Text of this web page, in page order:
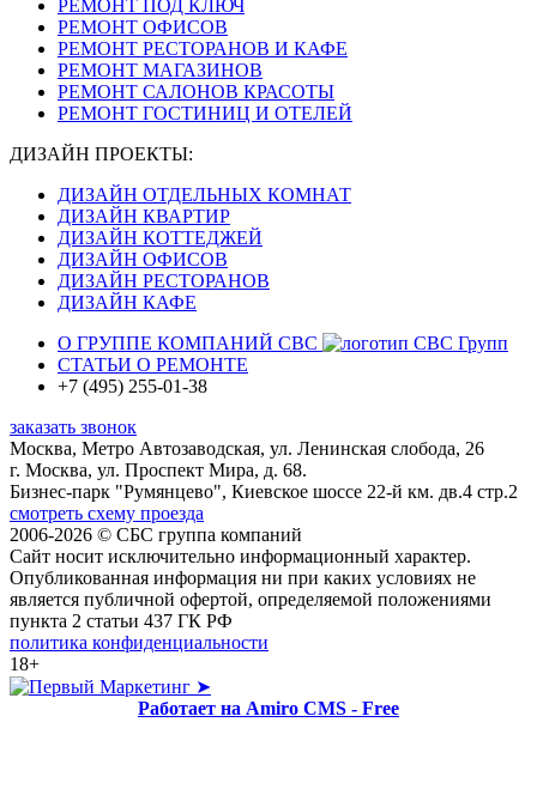
РЕМОНТ ПОД КЛЮЧ
РЕМОНТ ОФИСОВ
РЕМОНТ РЕСТОРАНОВ И КАФЕ
РЕМОНТ МАГАЗИНОВ
РЕМОНТ САЛОНОВ КРАСОТЫ
РЕМОНТ ГОСТИНИЦ И ОТЕЛЕЙ
ДИЗАЙН ПРОЕКТЫ:
ДИЗАЙН ОТДЕЛЬНЫХ КОМНАТ
ДИЗАЙН КВАРТИР
ДИЗАЙН КОТТЕДЖЕЙ
ДИЗАЙН ОФИСОВ
ДИЗАЙН РЕСТОРАНОВ
ДИЗАЙН КАФЕ
О ГРУППЕ КОМПАНИЙ СВС
СТАТЬИ О РЕМОНТЕ
+7 (495) 255-01-38
заказать звонок
Москва, Метро Автозаводская, ул. Ленинская слобода, 26
г. Москва, ул. Проспект Мира, д. 68.
Бизнес-парк "Румянцево", Киевское шоссе 22-й км. дв.4 стр.2
смотреть схему проезда
2006-2026 © СБС группа компаний
Сайт носит исключительно информационный характер.
Опубликованная информация ни при каких условиях не
является публичной офертой, определяемой положениями
пункта 2 статьи 437 ГК РФ
политика конфиденциальности
18+
➤
Работает на Amiro CMS - Free